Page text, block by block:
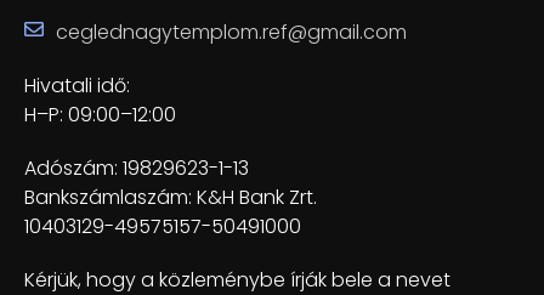
ceglednagytemplom.ref@gmail.com
Hivatali idő:
H–P: 09:00–12:00
Adószám: 19829623-1-13
Bankszámlaszám: K&H Bank Zrt.
10403129-49575157-50491000
Kérjük, hogy a közleménybe írják bele a nevet